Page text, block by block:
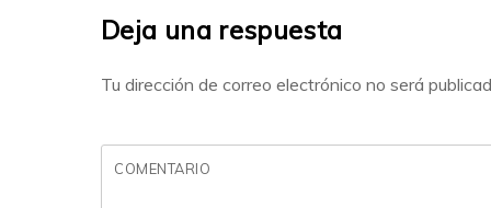
Deja una respuesta
Tu dirección de correo electrónico no será
COMENTARIO